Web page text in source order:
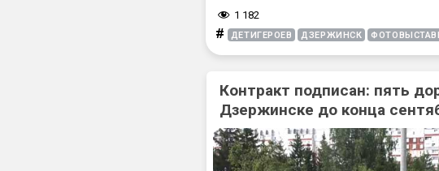
1 182
# ДЕТИГЕРОЕВ ДЗЕРЖИНСК
Контракт подписан: пять
Дзержинске до конца